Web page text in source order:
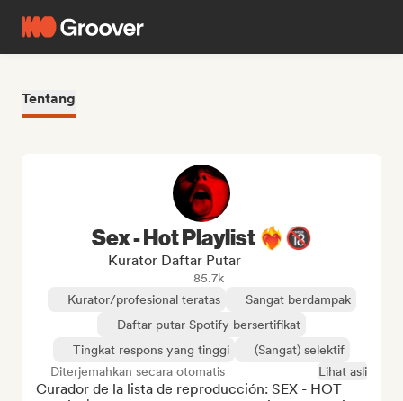
Tentang
Sex - Hot Playlist ❤️‍🔥🔞
Kurator Daftar Putar
85.7k
Kurator/profesional teratas
Sangat berdampak
Daftar putar Spotify bersertifikat
Tingkat respons yang tinggi
(Sangat) selektif
Diterjemahkan secara otomatis
Lihat asli
Curador de la lista de reproducción: SEX - HOT